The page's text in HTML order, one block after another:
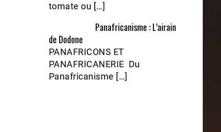
tomate ou […]
Panafricanisme : L’airain
de Dodone
PANAFRICONS ET
PANAFRICANERIE Du
Panafricanisme […]